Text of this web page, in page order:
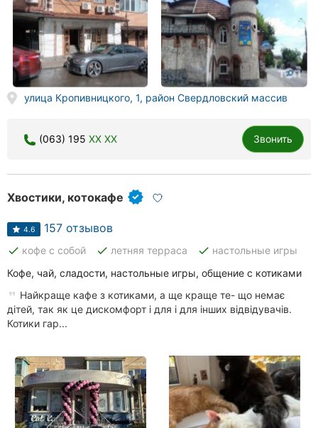
улица Кропивницкого, 1, район Свердловский массив
(063) 195 XX XX Звонить
Хвостики, котокафе
4.6 157 отзывов
done кофе с собой done летняя терраса done настольные игры
Кофе, чай, сладости, настольные игры, общение с котиками
Найкраще кафе з котиками, а ще краще те- що немає
дітей, так як це дискомфорт і для і для інших відвідувачів.
Котики гар...